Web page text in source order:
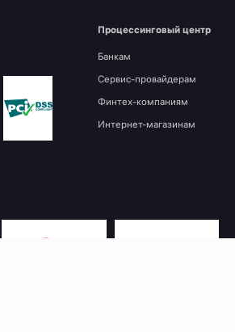
Процессинговый центр
Банкам
Сервис-провайдерам
Финтех-компаниям
Интернет-магазинам